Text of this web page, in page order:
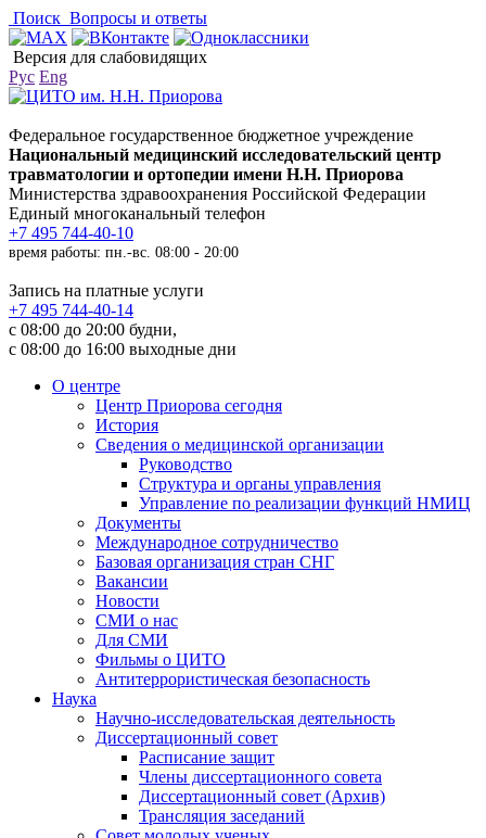
Поиск Вопросы и ответы
Версия для слабовидящих
Рус Eng
Федеральное государственное бюджетное учреждение
Национальный медицинский исследовательский центр
травматологии и ортопедии имени Н.Н. Приорова
Министерства здравоохранения Российской Федерации
Единый многоканальный телефон
+7 495 744-40-10
время работы: пн.-вс. 08:00 - 20:00
Запись на платные услуги
+7 495 744-40-14
с 08:00 до 20:00 будни,
с 08:00 до 16:00 выходные дни
О центре
Центр Приорова сегодня
История
Сведения о медицинской организации
Руководство
Структура и органы управления
Управление по реализации функций НМИЦ
Документы
Международное сотрудничество
Базовая организация стран СНГ
Вакансии
Новости
СМИ о нас
Для СМИ
Фильмы о ЦИТО
Антитеррористическая безопасность
Наука
Научно-исследовательская деятельность
Диссертационный совет
Расписание защит
Члены диссертационного совета
Диссертационный совет (Архив)
Трансляция заседаний